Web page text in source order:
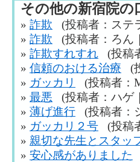
その他の新宿院の
» 詐欺 (投稿者：ステ
» 詐欺 (投稿者：ろん
» 詐欺すれすれ (投稿
» 信頼のおける治療 (
» ガッカリ (投稿者：
» 最悪 (投稿者：ハゲ
» 薄げ進行 (投稿者：
» ガッカリ２号 (投稿
» 親切な先生とスタッ
» 安心感がありました